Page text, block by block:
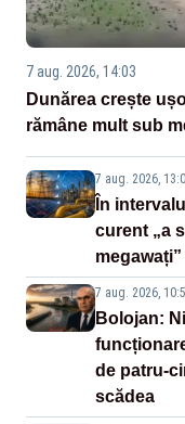
7 aug. 2026, 14:03
Dunărea crește
rămâne mult sub
7 aug. 2026,
În
curent „a
megawați”
7 aug. 2026,
Bolojan:
de patru-
scădea